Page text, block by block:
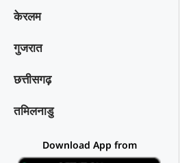
केरलम
गुजरात
छत्तीसगढ़
तमिलनाडु
Download App from